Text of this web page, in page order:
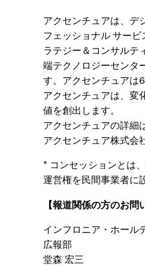
アクセンチュアは、デ
フェッショナル サー
ラテジー＆コンサルテ
端テクノロジーセンタ
す。アクセンチュアは
アクセンチュアは、変
値を創出します。
アクセンチュアの詳細
アクセンチュア株式会
* コンセッションとは
運営権を民間事業者に
【報道関係の方のお問
インフロニア・ホール
広報部
堂森 宏三